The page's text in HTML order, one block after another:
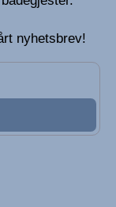
nyhetsbrev!